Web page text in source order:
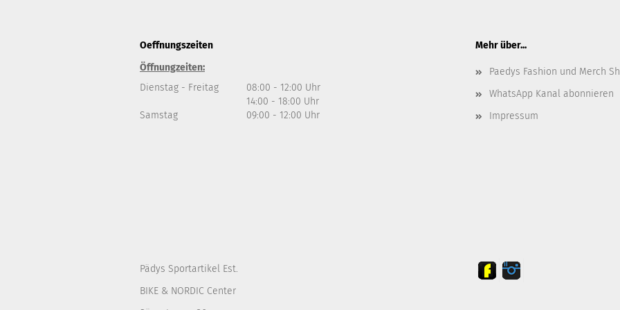
Oeffnungszeiten
Öffnungzeiten:
Dienstag - Freitag
08:00 - 12:00 Uhr
14:00 - 18:00 Uhr
Samstag
09:00 - 12:00 Uhr
Mehr über...
Paedys Fashion und Merch
WhatsApp Kanal abonnieren
Impressum
Pädys Sportartikel Est.
BIKE & NORDIC Center